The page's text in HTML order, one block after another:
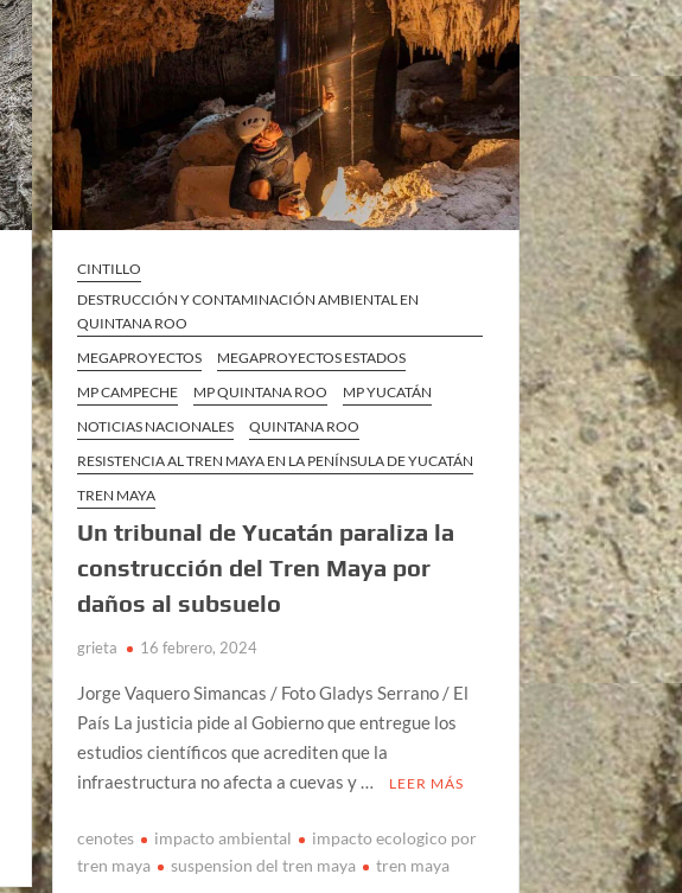
CINTILLO
DESTRUCCIÓN Y CONTAMINACIÓN AMBIENTAL EN
QUINTANA ROO
MEGAPROYECTOS
MEGAPROYECTOS ESTADOS
MP CAMPECHE
MP QUINTANA ROO
MP YUCATÁN
NOTICIAS NACIONALES
QUINTANA ROO
RESISTENCIA AL TREN MAYA EN LA PENÍNSULA DE YUCATÁN
TREN MAYA
Un tribunal de Yucatán paraliza la
construcción del Tren Maya por
daños al subsuelo
grieta 16 febrero, 2024
Jorge Vaquero Simancas / Foto Gladys Serrano / El
País La justicia pide al Gobierno que entregue los
estudios científicos que acrediten que la
infraestructura no afecta a cuevas y …
LEER MÁS
cenotes impacto ambiental
impacto ecologico por
tren maya
suspension del tren maya tren maya